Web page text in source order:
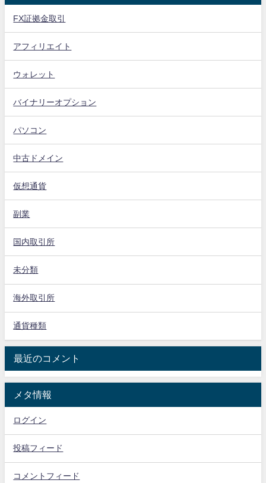
FX証拠金取引
アフィリエイト
ウォレット
バイナリーオプション
パソコン
中古ドメイン
仮想通貨
副業
国内取引所
未分類
海外取引所
通貨種類
最近のコメント
メタ情報
ログイン
投稿フィード
コメントフィード